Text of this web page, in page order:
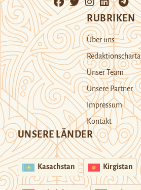
RUBRIKEN
Über uns
Redaktionscharta
Unser Team
Unsere Partner
Impressum
Kontakt
UNSERE LÄNDER
Kasachstan Kirgistan